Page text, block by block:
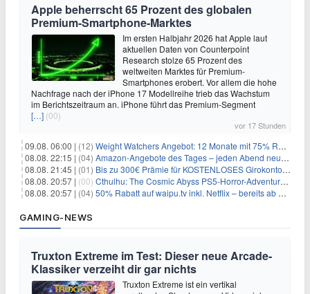
Apple beherrscht 65 Prozent des globalen
Premium-Smartphone-Marktes
Im ersten Halbjahr 2026 hat Apple laut
aktuellen Daten von Counterpoint
Research stolze 65 Prozent des
weltweiten Marktes für Premium-
Smartphones erobert. Vor allem die hohe
Nachfrage nach der iPhone 17 Modellreihe trieb das Wachstum
im Berichtszeitraum an. iPhone führt das Premium-Segment
[…] (00)
vor 17 Stunden
09.08. 06:00 | (12) Weight Watchers Angebot: 12 Monate mit 75% Rabatt ab 6,25€/Monat
08.08. 22:15 | (04) Amazon-Angebote des Tages – jeden Abend neue Deals zum Stöbern
08.08. 21:45 | (01) Bis zu 300€ Prämie für KOSTENLOSES Girokonto bei der Santander – 50€ schon nach 1 Woche!
08.08. 20:57 | (00) Cthulhu: The Cosmic Abyss PS5-Horror-Adventure für 27,99€
08.08. 20:57 | (04) 50% Rabatt auf waipu.tv inkl. Netflix – bereits ab 9€/Monat (statt 17,99€)
GAMING-NEWS
Truxton Extreme im Test: Dieser neue Arcade-
Klassiker verzeiht dir gar nichts
Truxton Extreme ist ein vertikal